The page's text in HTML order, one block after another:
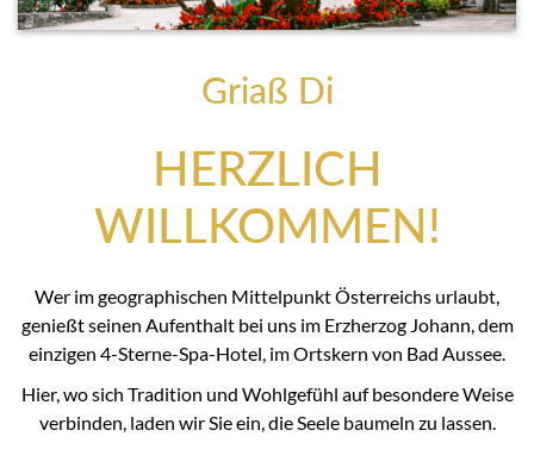
Griaß Di
HERZLICH
WILLKOMMEN!
Wer im geographischen Mittelpunkt Österreichs urlaubt,
genießt seinen Aufenthalt bei uns im Erzherzog Johann, dem
einzigen 4-Sterne-Spa-Hotel, im Ortskern von Bad Aussee.
Hier, wo sich Tradition und Wohlgefühl auf besondere Weise
verbinden, laden wir Sie ein, die Seele baumeln zu lassen.